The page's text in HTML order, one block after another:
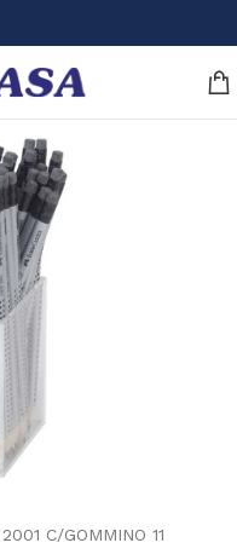
C/GOMMINO 11